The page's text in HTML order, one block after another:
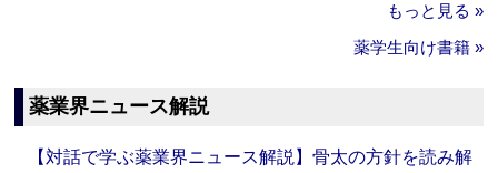
もっと見る »
薬学生向け書籍 »
薬業界ニュース解説
【対話で学ぶ薬業界ニュース解説】骨太の方針を読み解